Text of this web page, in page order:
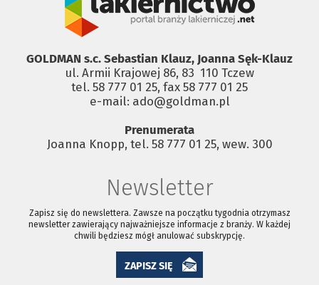
GOLDMAN s.c. Sebastian Klauz, Joanna Sęk-Klauz
ul. Armii Krajowej 86, 83 ­ 110 Tczew
tel. 58 777 01 25, fax 58 777 01 25
e-mail: ado@goldman.pl
Prenumerata
Joanna Knopp, tel. 58 777 01 25, wew. 300
Newsletter
Zapisz się do newslettera. Zawsze na początku tygodnia otrzymasz
newsletter zawierający najważniejsze informacje z branży. W każdej
chwili będziesz mógł anulować subskrypcję.
ZAPISZ SIĘ